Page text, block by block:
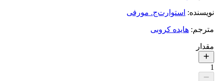
نویسنده: استوارت‌ج. مورفی
مترجم: هایده کروبی
مقدار
1